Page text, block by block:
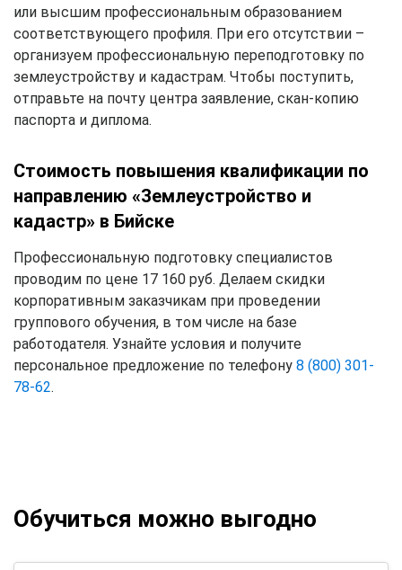
или высшим профессиональным образованием
соответствующего профиля. При его отсутствии –
организуем профессиональную переподготовку по
землеустройству и кадастрам. Чтобы поступить,
отправьте на почту центра заявление, скан-копию
паспорта и диплома.
Стоимость повышения квалификации по
направлению «Землеустройство и
кадастр» в Бийске
Профессиональную подготовку специалистов
проводим по цене 17 160 руб. Делаем скидки
корпоративным заказчикам при проведении
группового обучения, в том числе на базе
работодателя. Узнайте условия и получите
персональное предложение по телефону 8 (800) 301-
78-62.
Обучиться можно выгодно